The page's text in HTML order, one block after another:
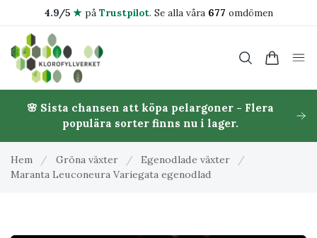
4.9/5 ★på Trustpilot. Se alla våra 677 omdömen
🌸 Sista chansen att köpa pelargoner - Flera
populära sorter finns nu i lager.
Hem / Gröna växter / Egenodlade växter
/
Maranta Leuconeura Variegata egenodlad